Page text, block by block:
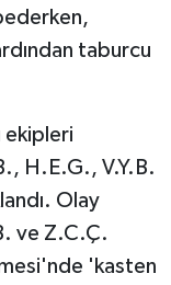
taburcu
ekipleri
H.E.G., V.Y.B.
Olay
ve Z.C.Ç.
'kasten